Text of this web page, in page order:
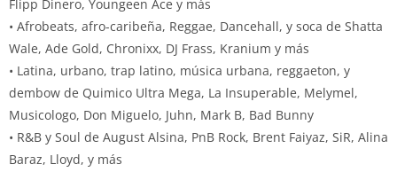
Flipp Dinero, Youngeen Ace y más
• Afrobeats, afro-caribeña, Reggae, Dancehall, y soca de Shatta
Wale, Ade Gold, Chronixx, DJ Frass, Kranium y más
• Latina, urbano, trap latino, música urbana, reggaeton, y
dembow de Quimico Ultra Mega, La Insuperable, Melymel,
Musicologo, Don Miguelo, Juhn, Mark B, Bad Bunny
• R&B y Soul de August Alsina, PnB Rock, Brent Faiyaz, SiR, Alina
Baraz, Lloyd, y más